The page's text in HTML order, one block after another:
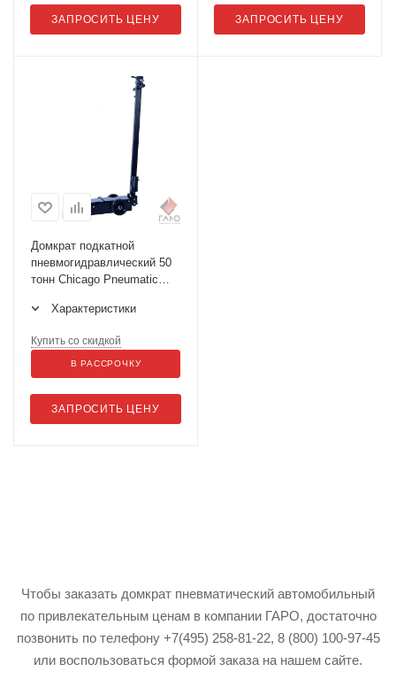
ЗАПРОСИТЬ ЦЕНУ ЗАПРОСИТЬ ЦЕНУ
Домкрат подкатной
пневмогидравлический 50
тонн Chicago Pneumatic
Характеристики
ЗАПРОСИТЬ ЦЕНУ
Купить со скидкой
В РАССРОЧКУ
Чтобы заказать домкрат пневматический автомобильный
по привлекательным ценам в компании ГАРО, достаточно
позвонить по телефону +7(495) 258-81-22, 8 (800) 100-97-45
или воспользоваться формой заказа на нашем сайте.